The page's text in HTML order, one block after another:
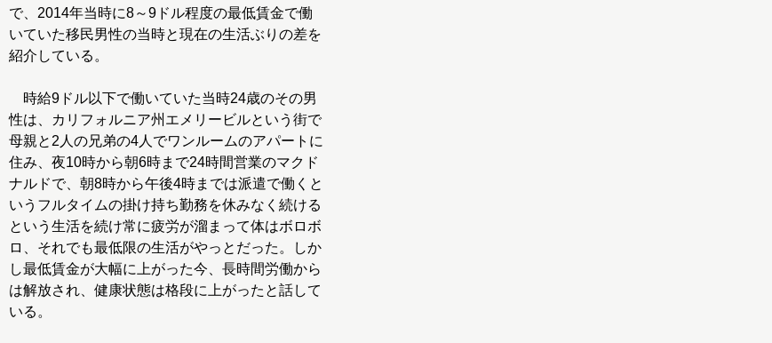
で、2014年当時に8～9ドル程度の最低賃金で働
いていた移民男性の当時と現在の生活ぶりの差を
紹介している。
時給9ドル以下で働いていた当時24歳のその男
性は、カリフォルニア州エメリービルという街で
母親と2人の兄弟の4人でワンルームのアパートに
住み、夜10時から朝6時まで24時間営業のマクド
ナルドで、朝8時から午後4時までは派遣で働くと
いうフルタイムの掛け持ち勤務を休みなく続ける
という生活を続け常に疲労が溜まって体はボロボ
ロ、それでも最低限の生活がやっとだった。しか
し最低賃金が大幅に上がった今、長時間労働から
は解放され、健康状態は格段に上がったと話して
いる。